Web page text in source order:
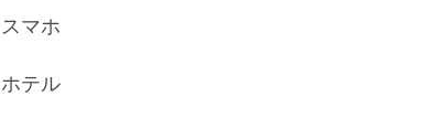
スマホ
ホテル